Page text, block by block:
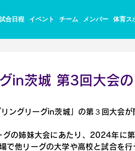
合日程 イベント チーム メンバー 体育ス
in茨城 第3回大会の
ングリーグin茨城」の第３回大会が
の姉妹大会にあたり、2024年に第
で他リーグの大学や高校と試合を行